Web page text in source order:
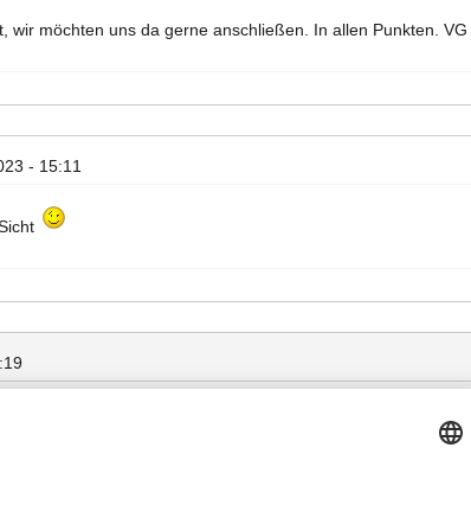
wir möchten uns da gerne anschließen. In allen Punkten. VG
- 15:11
kommt denn die Lösung, und was sind die Gründe für's nicht-